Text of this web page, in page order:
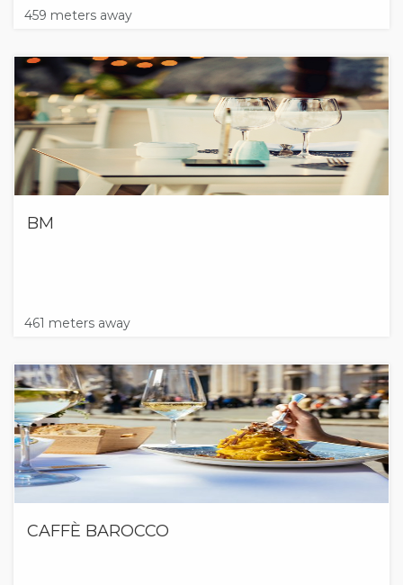
459 meters away
BM
461 meters away
CAFFÈ BAROCCO